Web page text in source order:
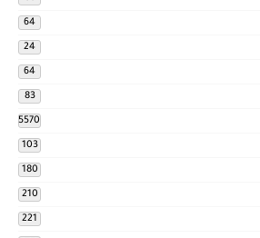
64
24
64
83
5570
103
180
210
221